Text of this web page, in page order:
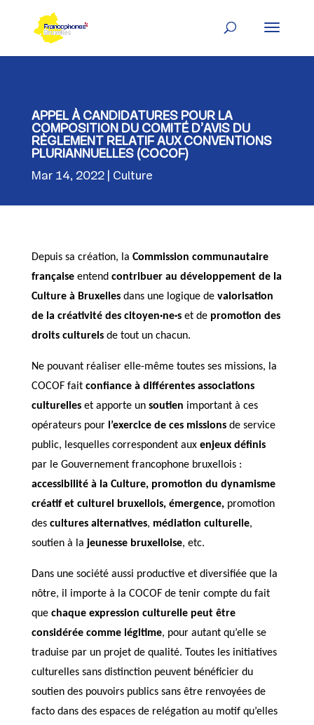
content
APPEL À CANDIDATURES POUR LA
COMPOSITION DU COMITÉ D’AVIS DU
RÈGLEMENT RELATIF AUX CONVENTIONS
PLURIANNUELLES (COCOF)
Mar 14, 2022 Culture
Depuis sa création, la Commission communautaire
françaiseentend contribuer au développement de la
Culture à Bruxellesdans une logique de valorisation
de la créativité des citoyen·ne·set de promotion des
droits culturelsde tout un chacun.
Ne pouvant réaliser elle-même toutes ses missions, la
COCOF fait confiance à différentes associations
culturelleset apporte un soutien important à ces
opérateurs pour l’exercice de ces missionsde service
public, lesquelles correspondent aux enjeux définis
par le Gouvernement francophone bruxellois :
accessibilité à la Culture, promotion du dynamisme
créatif et culturel bruxellois, émergence,promotion
des cultures alternatives, médiation culturelle,
soutien à la jeunesse bruxelloise, etc.
Dans une société aussi productive et diversifiée que la
nôtre, il importe à la COCOF de tenir compte du fait
que chaque expression culturelle peut être
considérée comme légitime, pour autant qu’elle se
traduise par un projet de qualité. Toutes les initiatives
culturelles sans distinction peuvent bénéficier du
soutien des pouvoirs publics sans être renvoyées de
facto dans des espaces de relégation au motif qu’elles